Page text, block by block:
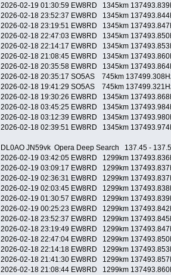
2026-02-19 01:30:59 EW8RD 1345km
2026-02-18 23:52:37 EW8RD 1345km
2026-02-18 23:19:51 EW8RD 1345km
2026-02-18 22:47:03 EW8RD 1345km
2026-02-18 22:14:17 EW8RD 1345km
2026-02-18 21:08:45 EW8RD 1345km
2026-02-18 20:35:58 EW8RD 1345km
2026-02-18 20:35:17 SO5AS 745km
2026-02-18 19:41:29 SO5AS 745km
2026-02-18 19:30:26 EW8RD 1345km
2026-02-18 03:45:25 EW8RD 1345km
2026-02-18 03:12:39 EW8RD 1345km
2026-02-18 02:39:51 EW8RD 1345km
DL0AO JN59vk Opera Deep Search 137.45 -
2026-02-19 03:42:05 EW8RD 1299km
2026-02-19 03:09:17 EW8RD 1299km
2026-02-19 02:36:31 EW8RD 1299km
2026-02-19 02:03:45 EW8RD 1299km
2026-02-19 01:30:57 EW8RD 1299km
2026-02-19 00:25:23 EW8RD 1299km
2026-02-18 23:52:37 EW8RD 1299km
2026-02-18 23:19:49 EW8RD 1299km
2026-02-18 22:47:04 EW8RD 1299km
2026-02-18 22:14:18 EW8RD 1299km
2026-02-18 21:41:30 EW8RD 1299km
2026-02-18 21:08:44 EW8RD 1299km